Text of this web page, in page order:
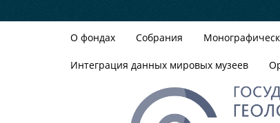
О фондах Собрания
Интеграция данных мировых музеев